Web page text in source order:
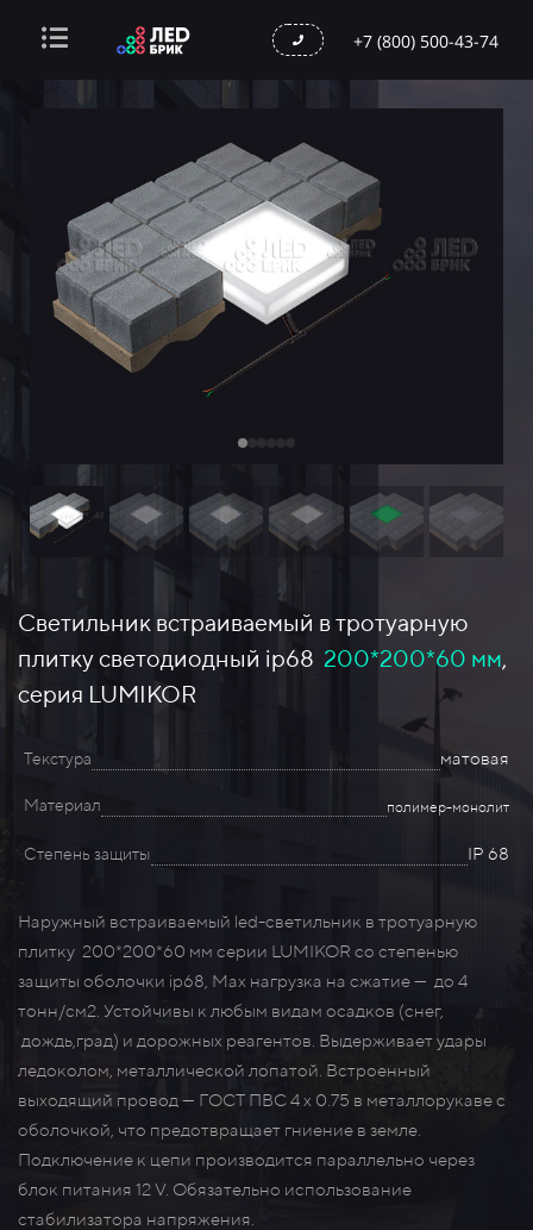
+7 (800) 500-43-74
Светильник встраиваемый в тротуарную
плитку светодиодный ip68 200*200*60 мм,
серия LUMIKOR
Текстура матовая
Материал полимер-монолит
Степень защиты IP 68
Наружный встраиваемый led-светильник в тротуарную
плитку 200*200*60 мм серии LUMIKOR со степенью
защиты оболочки ip68, Max нагрузка на сжатие — до 4
тонн/см2. Устойчивы к любым видам осадков (снег,
дождь,град) и дорожных реагентов. Выдерживает удары
ледоколом, металлической лопатой. Встроенный
выходящий провод — ГОСТ ПВС 4 х 0.75 в металлорукаве с
оболочкой, что предотвращает гниение в земле.
Подключение к цепи производится параллельно через
блок питания 12 V. Обязательно использование
стабилизатора напряжения.